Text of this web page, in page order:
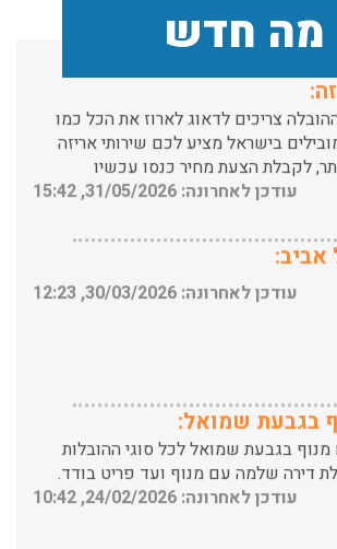
מה חדש
צריכים לדאוג לארוז את הכל כמו
בישראל מציע לכם שירותי אריזה
לקבלת הצעת מחיר כנסו עכשיו
עודכן לאחרונה: 31/05/2026, 15:42
עודכן לאחרונה: 30/03/2026, 12:23
מנוף בגבעת שמואל לכל סוגי ההובלות
דירה שלמה עם מנוף ועד פריט בודד.
עודכן לאחרונה: 24/02/2026, 10:42